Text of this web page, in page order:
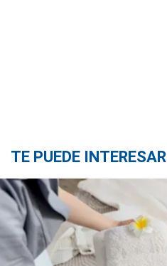
TE PUEDE INTERESAR